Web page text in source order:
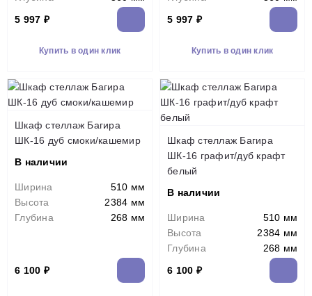
5 997 ₽
Купить в один клик
5 997 ₽
Купить в один клик
Шкаф стеллаж Багира
ШК-16 дуб смоки/кашемир
В наличии
Ширина
510 мм
Высота
2384 мм
Глубина
268 мм
6 100 ₽
Шкаф стеллаж Багира
ШК-16 графит/дуб крафт
белый
В наличии
Ширина
510 мм
Высота
2384 мм
Глубина
268 мм
6 100 ₽